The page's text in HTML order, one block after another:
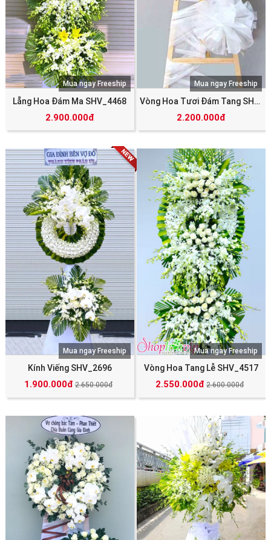
Lẵng Hoa Đám Ma SHV_4468
2.900.000đ
Mua ngay Freeship
Vòng Hoa Tươi Đám Tang SHV_5342
2.200.000đ
Mua ngay Freeship
Kính Viếng SHV_2696
1.900.000đ 2.650.000đ
Mua ngay Freeship
Vòng Hoa Tang Lễ SHV_4517
2.550.000đ 2.600.000đ
Mua ngay Freeship